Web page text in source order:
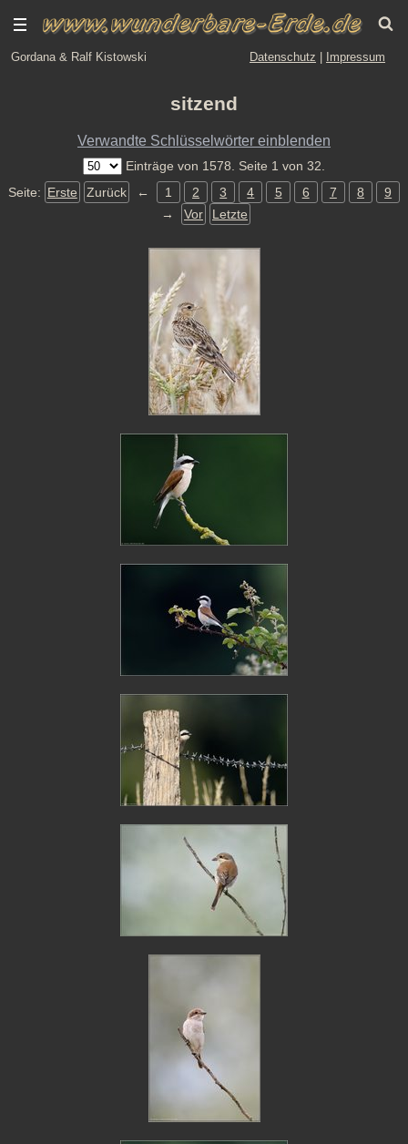
Gordana & Ralf Kistowski Datenschutz Impressum
sitzend
Verwandte Schlüsselwörter einblenden
Einträge von 1578. Seite 1 von 32.
Seite: Erste Zurück ← 1 2 3 4 5 6 7 8
9
→
Vor Letzte